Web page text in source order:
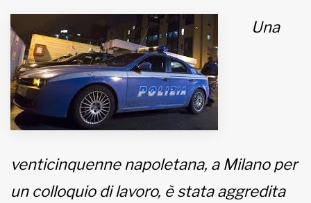
RUBRICHE
MUNICIPI
Inviateci le vostre segnalazioni
www.viveremilano.info
Bernardis
Una
venticinquenne napoletana, a Milano per
un colloquio di lavoro, è stata aggredita